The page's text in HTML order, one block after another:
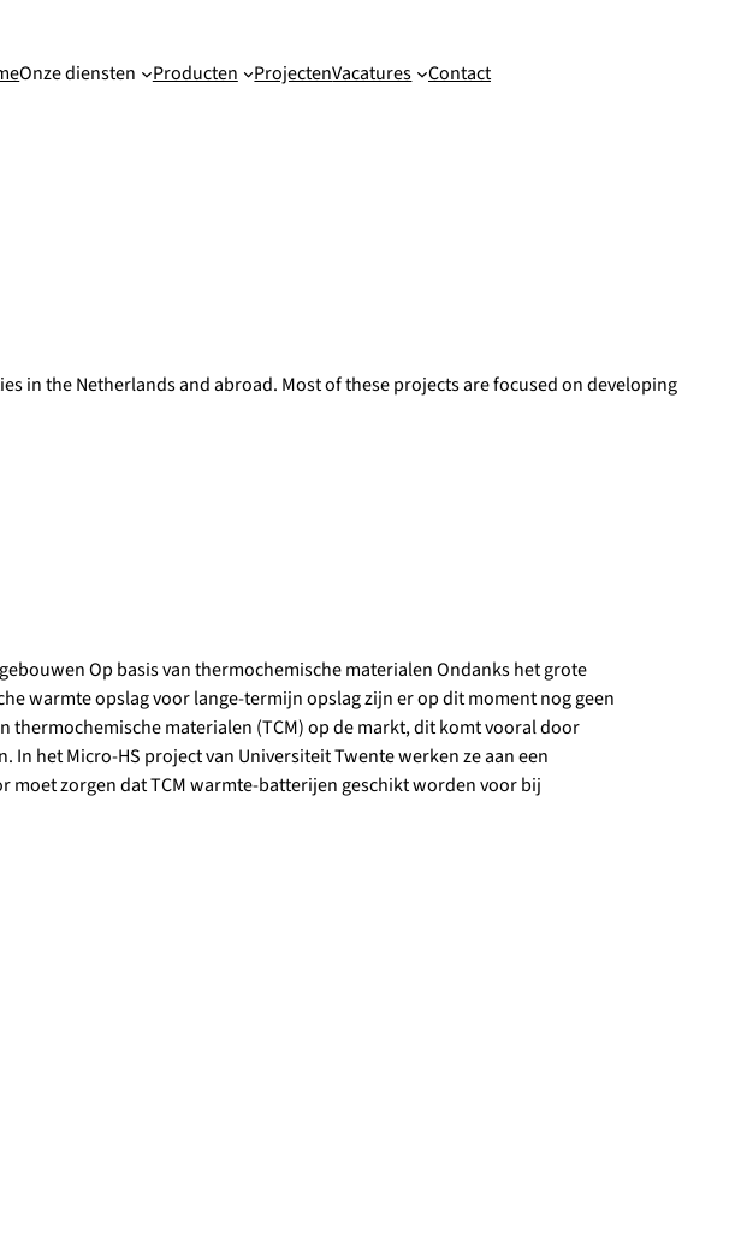
Onze diensten Producten ProjectenVacatures Contact
in the Netherlands and abroad. Most of these projects are focused on developing
Op basis van thermochemische materialen Ondanks het grote
warmte opslag voor lange-termijn opslag zijn er op dit moment nog geen
thermochemische materialen (TCM) op de markt, dit komt vooral door
In het Micro-HS project van Universiteit Twente werken ze aan een
moet zorgen dat TCM warmte-batterijen geschikt worden voor bij